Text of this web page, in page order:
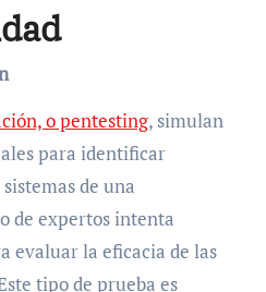
o pentesting, simulan
para identificar
de una
de expertos intenta
evaluar la eficacia de las
tipo de prueba es